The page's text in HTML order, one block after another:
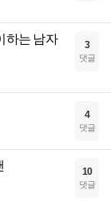
하는 남자
3
댓글
4
댓글
10
댓글